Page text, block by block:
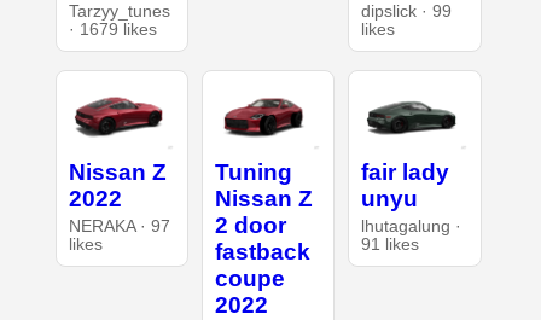
Tarzyy_tunes
· 1679 likes
dipslick · 99
likes
Nissan Z
2022
NERAKA · 97
likes
Tuning
Nissan Z
2 door
fastback
coupe
2022
fair lady
unyu
lhutagalung ·
91 likes